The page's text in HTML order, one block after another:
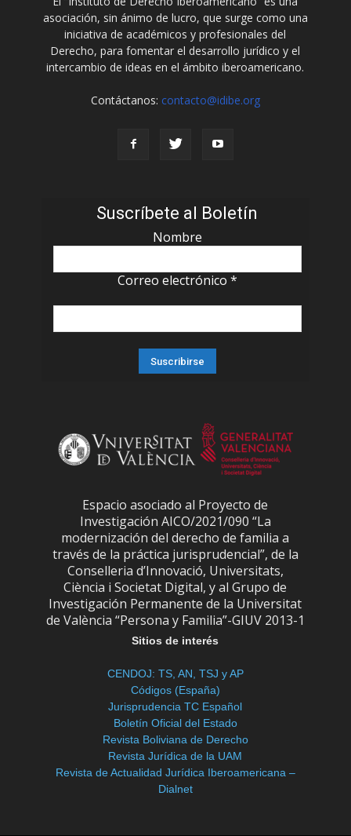
asociación, sin ánimo de lucro, que surge como una
iniciativa de académicos y profesionales del
Derecho, para fomentar el desarrollo jurídico y el
intercambio de ideas en el ámbito iberoamericano.
Contáctanos: contacto@idibe.org
Suscríbete al Boletín
Nombre
Correo electrónico *
Espacio asociado al Proyecto de
Investigación AICO/2021/090 “La
modernización del derecho de familia a
través de la práctica jurisprudencial”, de la
Conselleria d’Innovació, Universitats,
Ciència i Societat Digital, y al Grupo de
Investigación Permanente de la Universitat
de València “Persona y Familia”-GIUV 2013-1
Sitios de interés
CENDOJ: TS, AN, TSJ y AP
Códigos (España)
Jurisprudencia TC Español
Boletín Oficial del Estado
Revista Boliviana de Derecho
Revista Jurídica de la UAM
Revista de Actualidad Jurídica Iberoamericana –
Dialnet